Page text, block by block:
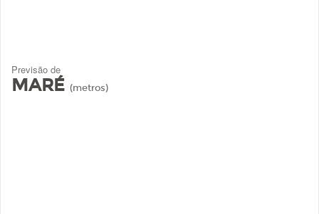
Previsão de
MARÉ (metros)